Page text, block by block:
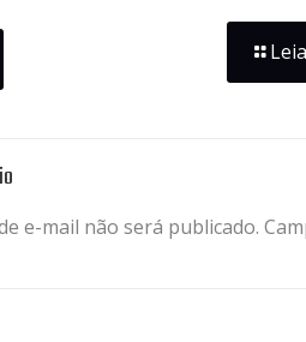
e-mail não será publicado.